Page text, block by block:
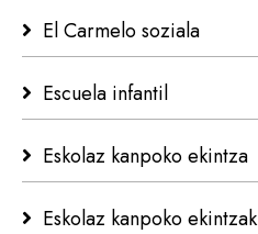
El Carmelo soziala
Escuela infantil
Eskolaz kanpoko ekintza
Eskolaz kanpoko ekintzak